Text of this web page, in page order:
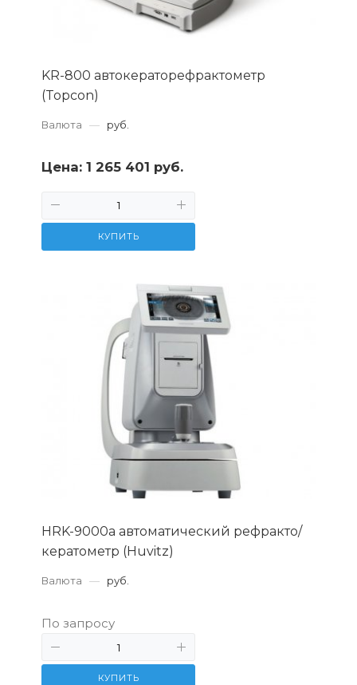
KR-800 автокераторефрактометр
(Topcon)
Валюта — руб.
Цена: 1 265 401 руб.
КУПИТЬ
HRK-9000a автоматический рефракто/
кератометр (Huvitz)
Валюта — руб.
По запросу
КУПИТЬ